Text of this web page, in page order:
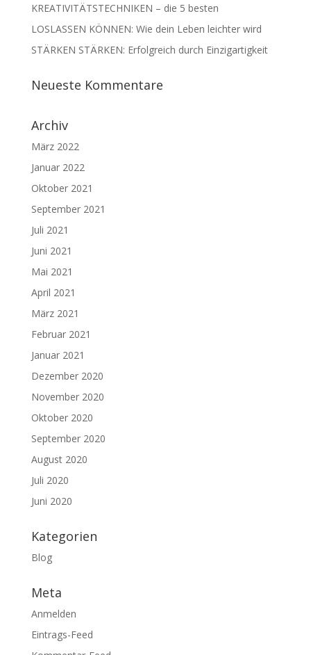
KREATIVITÄTSTECHNIKEN – die 5 besten
LOSLASSEN KÖNNEN: Wie dein Leben leichter wird
STÄRKEN STÄRKEN: Erfolgreich durch Einzigartigkeit
Neueste Kommentare
Archiv
März 2022
Januar 2022
Oktober 2021
September 2021
Juli 2021
Juni 2021
Mai 2021
April 2021
März 2021
Februar 2021
Januar 2021
Dezember 2020
November 2020
Oktober 2020
September 2020
August 2020
Juli 2020
Juni 2020
Kategorien
Blog
Meta
Anmelden
Eintrags-Feed